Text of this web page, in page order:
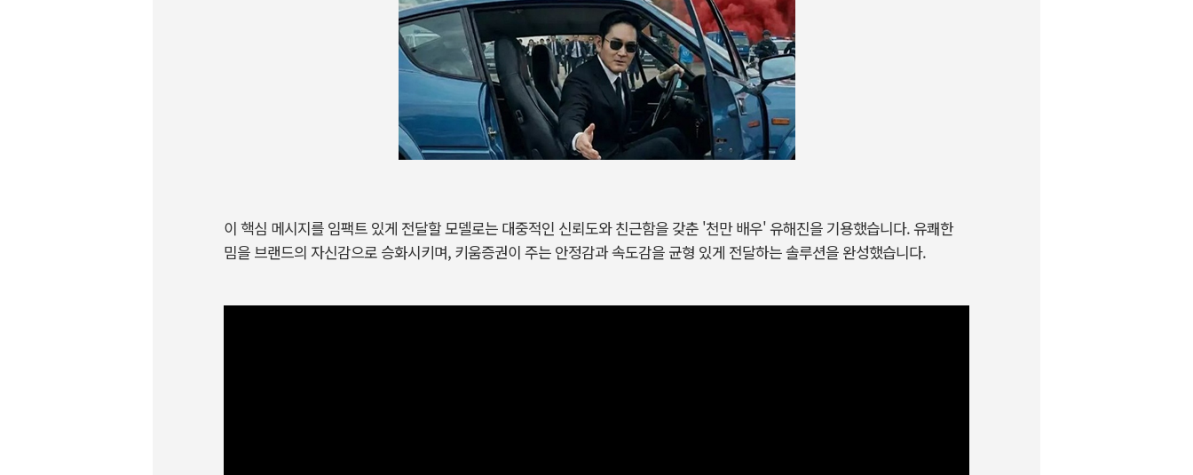
이 핵심 메시지를 임팩트 있게 전달할 모델로는 대중적인 신뢰도와 친근함을 갖춘 '천만 배우'유해진을 기용했습니다.유쾌한
밈을 브랜드의 자신감으로 승화시키며, 키움증권이 주는 안정감과 속도감을 균형 있게 전달하는 솔루션을 완성했습니다.